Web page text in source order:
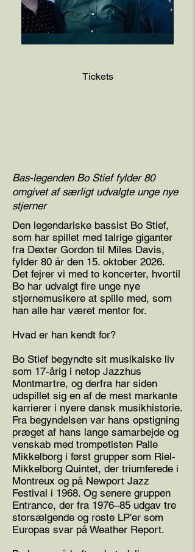
Tickets
Bas-legenden Bo Stief fylder 80
omgivet af særligt udvalgte unge nye
stjerner
Den legendariske bassist Bo Stief,
som har spillet med talrige giganter
fra Dexter Gordon til Miles Davis,
fylder 80 år den 15. oktober 2026.
Det fejrer vi med to koncerter, hvortil
Bo har udvalgt fire unge nye
stjernemusikere at spille med, som
han alle har været mentor for.
Hvad er han kendt for?
Bo Stief begyndte sit musikalske liv
som 17-årig i netop Jazzhus
Montmartre, og derfra har siden
udspillet sig en af de mest markante
karrierer i nyere dansk musikhistorie.
Fra begyndelsen var hans opstigning
præget af hans lange samarbejde og
venskab med trompetisten Palle
Mikkelborg i først grupper som Riel-
Mikkelborg Quintet, der triumferede i
Montreux og på Newport Jazz
Festival i 1968. Og senere gruppen
Entrance, der fra 1976–85 udgav tre
storsælgende og roste LP'er som
Europas svar på Weather Report.